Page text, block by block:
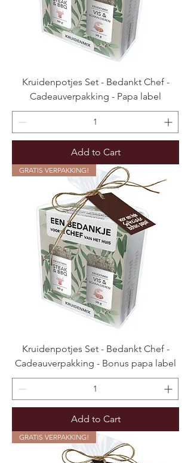
Kruidenpotjes Set - Bedankt Chef -
Cadeauverpakking - Papa label
Add to Cart
GRATIS VERPAKKING!
Kruidenpotjes Set - Bedankt Chef -
Cadeauverpakking - Bonus papa label
Add to Cart
GRATIS VERPAKKING!